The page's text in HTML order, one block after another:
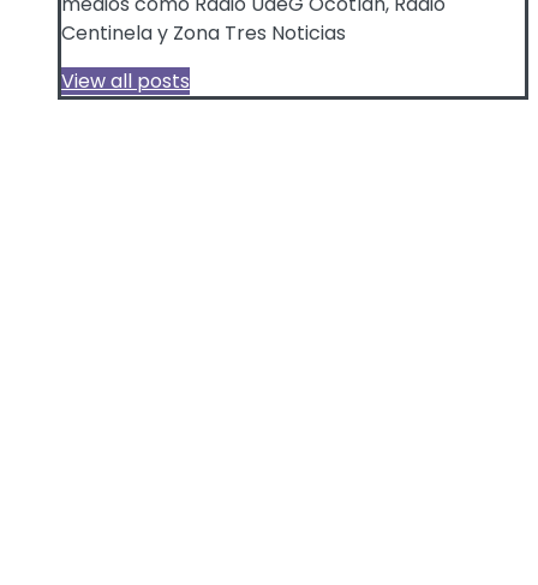
Centinela y Zona Tres Noticias
View all posts